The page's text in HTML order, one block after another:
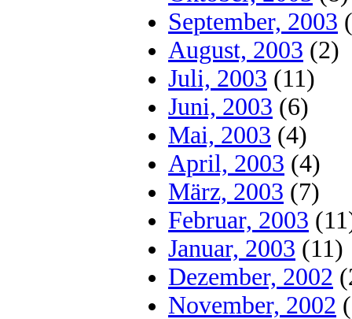
September, 2003
August, 2003 (2)
Juli, 2003 (11)
Juni, 2003 (6)
Mai, 2003 (4)
April, 2003 (4)
März, 2003 (7)
Februar, 2003
Januar, 2003 (11)
Dezember, 2002
November, 2002